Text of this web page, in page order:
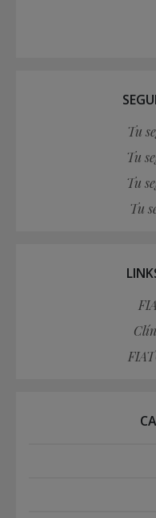
Tu
Tu
Tu
Tu